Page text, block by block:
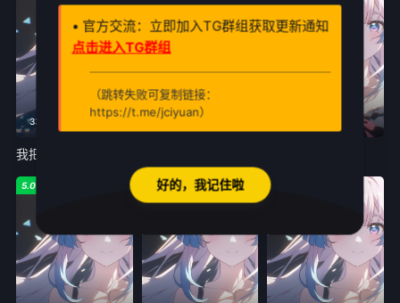
33|周日、周一10:00更 205|周一五10:00更
5.0 5.0
• 官方交流：立即加入TG群组获取更新通知
点击进入TG群组
（跳转失败可复制链接：
https://t.me/jciyuan）
好的，我记住啦